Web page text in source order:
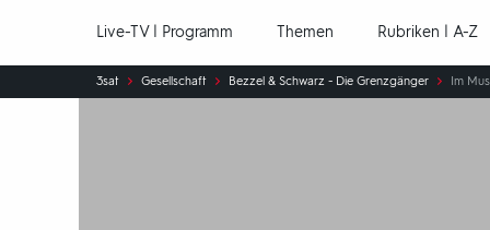
Live-TV | Programm Themen Rubriken | A-Z
Sie
sind
3sat Gesellschaft Bezzel & Schwarz - Die Grenzgänger Im